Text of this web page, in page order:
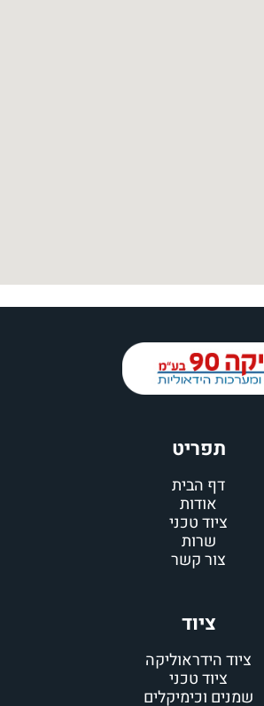
תפריט
דף הבית
אודות
ציוד טכני
שרות
צור קשר
ציוד
ציוד הידראוליקה
ציוד טכני
שמנים וכימיקלים